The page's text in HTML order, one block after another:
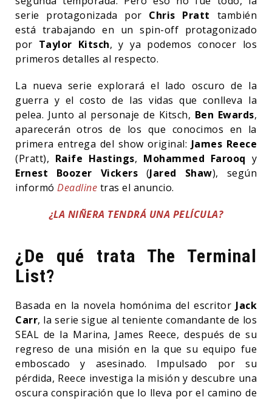
serie protagonizada por Chris Pratt también
está trabajando en un spin-off protagonizado
por Taylor Kitsch, y ya podemos conocer los
primeros detalles al respecto.
La nueva serie explorará el lado oscuro de la
guerra y el costo de las vidas que conlleva la
pelea. Junto al personaje de Kitsch, Ben Ewards,
aparecerán otros de los que conocimos en la
primera entrega del show original: James Reece
(Pratt), Raife Hastings, Mohammed Farooq y
Ernest Boozer Vickers (Jared Shaw), según
informó Deadline tras el anuncio.
¿LA NIÑERA TENDRÁ UNA PELÍCULA?
¿De qué trata The Terminal
List?
Basada en la novela homónima del escritor Jack
Carr, la serie sigue al teniente comandante de los
SEAL de la Marina, James Reece, después de su
regreso de una misión en la que su equipo fue
emboscado y asesinado. Impulsado por su
pérdida, Reece investiga la misión y descubre una
oscura conspiración que lo lleva por el camino de